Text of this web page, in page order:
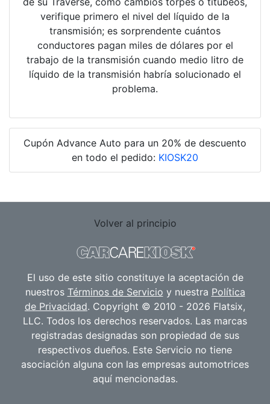
verifique primero el nivel del líquido de la
transmisión; es sorprendente cuántos
conductores pagan miles de dólares por el
trabajo de la transmisión cuando medio litro de
líquido de la transmisión habría solucionado el
problema.
Cupón Advance Auto para un 20% de descuento
en todo el pedido: KIOSK20
Volver al principio
El uso de este sitio constituye la aceptación de
nuestros Términos de Servicio y nuestra Política
de Privacidad. Copyright © 2010 - 2026 Flatsix,
LLC. Todos los derechos reservados. Las marcas
registradas designadas son propiedad de sus
respectivos dueños. Este Servicio no tiene
asociación alguna con las empresas automotrices
aquí mencionadas.